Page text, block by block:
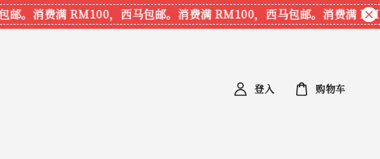
消费满 RM100，西马包邮。消费满 RM100，西马包邮。消费满 RM100
登入 购物车